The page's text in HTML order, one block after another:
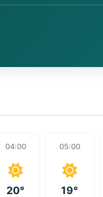
04:00
20°
05:00
19°